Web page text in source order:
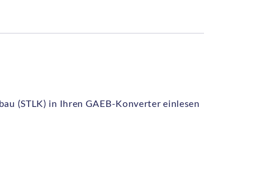
(STLK) in Ihren GAEB-Konverter einlesen